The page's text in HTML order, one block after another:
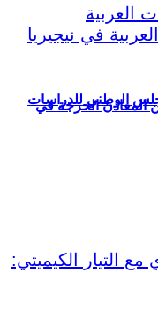
المعادن الحرجة في
الوطني للدراسات